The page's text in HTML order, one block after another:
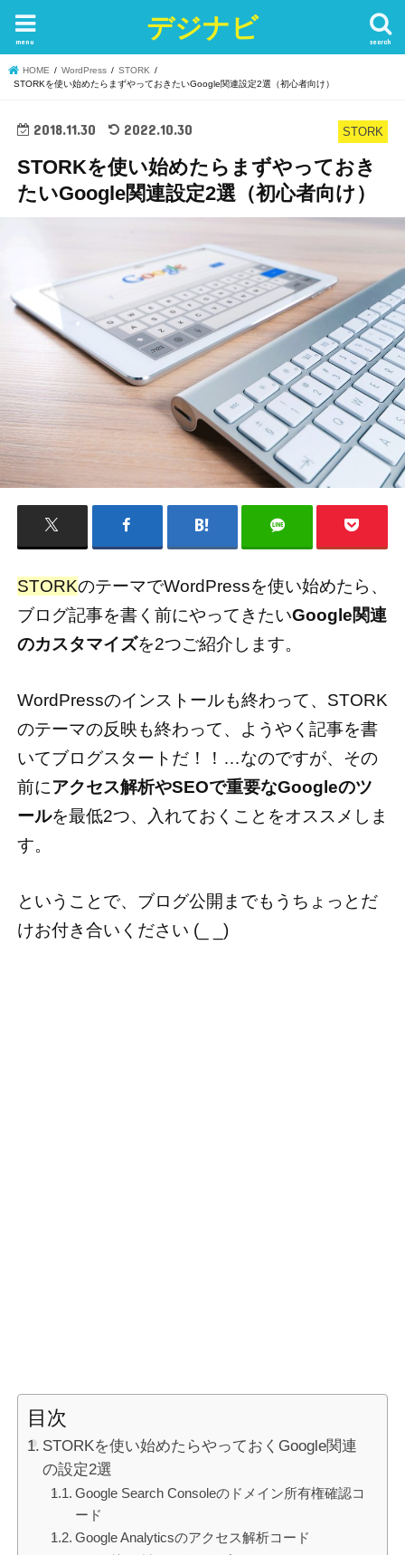
デジナビ search
menu
HOME WordPress
STORK
STORKを使い始めたらまずやっておきたいGoogle関連設定2選（初心者向け）
STORK
2018.11.30 2022.10.30
STORKを使い始めたらまずやっておき
たいGoogle関連設定2選（初心者向け）
STORKのテーマでWordPressを使い始めたら、
ブログ記事を書く前にやってきたいGoogle関連
のカスタマイズを2つご紹介します。
WordPressのインストールも終わって、STORK
のテーマの反映も終わって、ようやく記事を書
いてブログスタートだ！！…なのですが、その
前にアクセス解析やSEOで重要なGoogleのツ
ールを最低2つ、入れておくことをオススメしま
す。
ということで、ブログ公開までもうちょっとだ
けお付き合いください (_ _)
目次
STORKを使い始めたらやっておくGoogle関連
の設定2選
Google Search Consoleのドメイン所有権確認コ
ード
Google Analyticsのアクセス解析コード